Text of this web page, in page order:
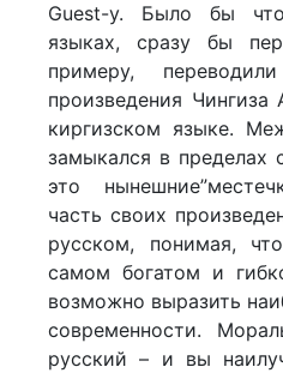
Guest-у. Было бы
языках, сразу бы
примеру,
произведения Чингиза
киргизском языке.
замыкался в пределах
это
часть своих
русском, понимая,
самом богатом и
возможно выразить
современности.
русский – и вы